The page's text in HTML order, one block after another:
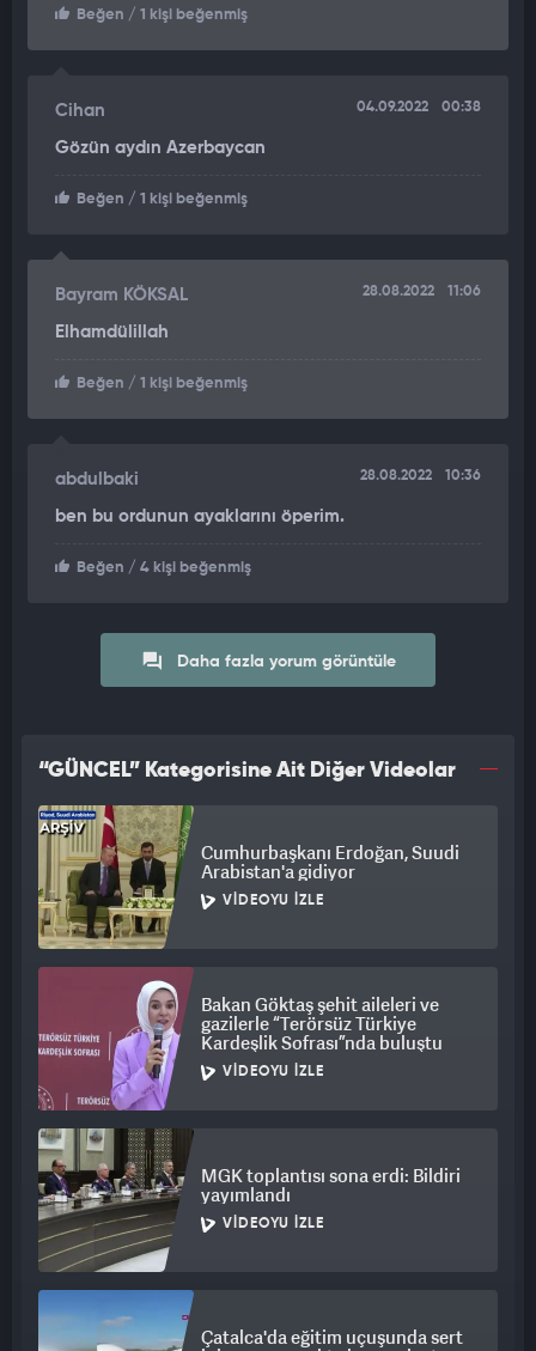
Beğen / 1 kişi beğenmiş
Cihan 04.09.2022 00:38
Gözün aydın Azerbaycan
Beğen / 1 kişi beğenmiş
Bayram KÖKSAL 28.08.2022 11:06
Elhamdülillah
Beğen / 1 kişi beğenmiş
abdulbaki 28.08.2022 10:36
ben bu ordunun ayaklarını öperim.
Beğen / 4 kişi beğenmiş
Daha fazla yorum görüntüle
“GÜNCEL” Kategorisine Ait Diğer Videolar
Cumhurbaşkanı Erdoğan, Suudi
Arabistan'a gidiyor
VIDEOYU İZLE
Bakan Göktaş şehit aileleri ve
gazilerle “Terörsüz Türkiye
Kardeşlik Sofrası”nda buluştu
VIDEOYU İZLE
MGK toplantısı sona erdi: Bildiri
yayımlandı
VIDEOYU İZLE
Çatalca'da eğitim uçuşunda sert